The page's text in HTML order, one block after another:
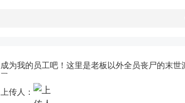
成为我的员工吧！这里是老板以外全员丧尸的末世
司！
上传人：